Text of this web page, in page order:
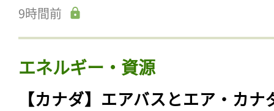
9時間前
エネルギー・資源
【カナダ】エアバスとエア・カナ